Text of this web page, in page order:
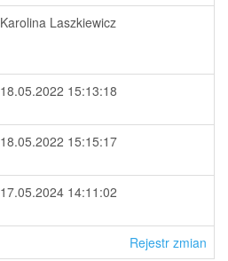
Karolina Laszkiewicz
18.05.2022 15:13:18
18.05.2022 15:15:17
17.05.2024 14:11:02
Rejestr zmian